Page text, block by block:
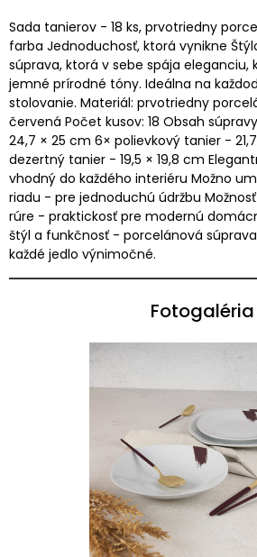
Sada tanierov - 18 ks, prvotriedny
farba Jednoduchosť, ktorá vynikne
súprava, ktorá v sebe spája eleganciu,
jemné prírodné tóny. Ideálna na
stolovanie. Materiál: prvotriedny
červená Počet kusov: 18 Obsah
24,7 × 25 cm 6× polievkový tanier -
dezertný tanier - 19,5 × 19,8 cm
vhodný do každého interiéru Možno
riadu - pre jednoduchú údržbu
rúre - praktickosť pre modernú
štýl a funkčnosť - porcelánová
každé jedlo výnimočné.
Fotogaléria